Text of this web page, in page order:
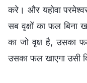
करे। और यहोवा
सब वृक्षों का फल बिना
का जो वृक्ष है, उसका
उसका फल खाएगा उसी